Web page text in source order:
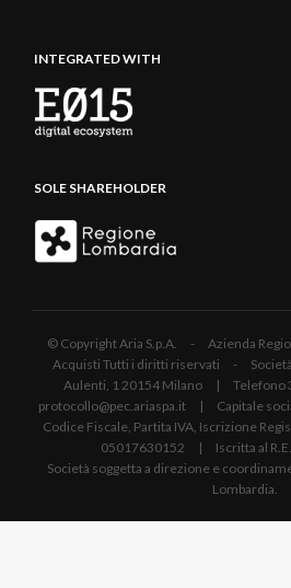
INTEGRATED WITH
SOLE SHAREHOLDER
© Copyright Aria S.p.A. - Azienda
Acquisti Tutti i diritti riservati - Società
Aulenti, 1 20154 Milano |
protocollo@pec.ariaspa.it | Capitale
Codice Fiscale, Partita IVA, Iscrizione
05017630152 | Iscritta al
Società soggetta a direzione e
Lombardia.